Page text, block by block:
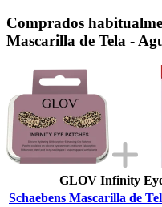
Comprados
Mascarilla de Tela -
GLOV Infinity
Schaebens Mascarilla de